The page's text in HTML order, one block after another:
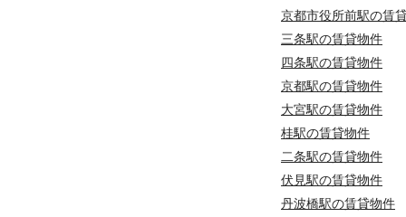
京都市役所前駅の賃
三条駅の賃貸物件
四条駅の賃貸物件
京都駅の賃貸物件
大宮駅の賃貸物件
桂駅の賃貸物件
二条駅の賃貸物件
伏見駅の賃貸物件
丹波橋駅の賃貸物件